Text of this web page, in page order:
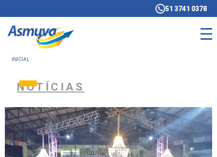
51 3741 0378
INICIAL
NOTÍCIAS